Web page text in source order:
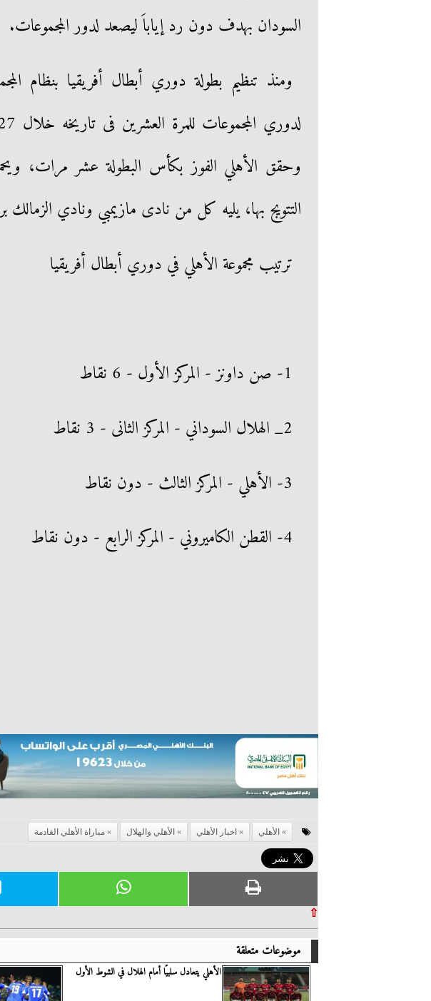
السودان بهدف دون رد إياباَ ليصعد لدور المجموعات.
وحقق الأهلي الفوز بكأس البطولة عشر مرات،
التتويج بها، يليه كل من نادى مازيمبي ونادي
ترتيب مجموعة الأهلي في دوري أبطال أفريقيا
1- صن داونز - المركز الأول - 6 نقاط
2_ الهلال السوداني - المركز الثانى - 3 نقاط
3- الأهلي - المركز الثالث - دون نقاط
4- القطن الكاميروني - المركز الرابع - دون نقاط
الأهلي اخبار الأهلي الأهلي والهلال مباراة الأهلي القادمة
⇧
موضوعات متعلقة
الأهلي يتعادل سلبيًا أمام الهلال في الشوط الأول